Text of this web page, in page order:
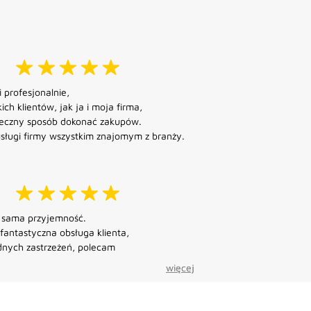
profesjonalnie,
klientów, jak ja i moja firma,
sposób dokonać zakupów.
firmy wszystkim znajomym z branży.
więcej
przyjemność.
obsługa klienta,
zastrzeżeń, polecam
więcej